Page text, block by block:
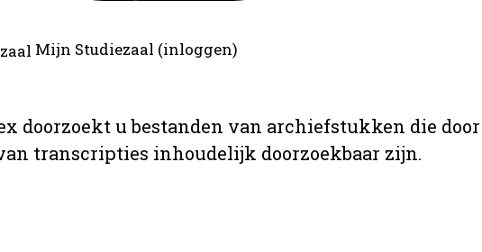
Mijn Studiezaal (inloggen)
doorzoekt u bestanden van archiefstukken die
transcripties inhoudelijk doorzoekbaar zijn.